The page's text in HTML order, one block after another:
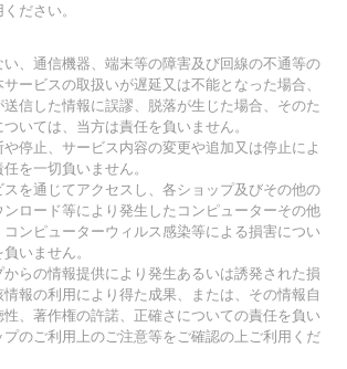
ださい。
い、通信機器、端末等の障害及び回線の不通等の
ービスの取扱いが遅延又は不能となった場合、
信した情報に誤謬、脱落が生じた場合、そのた
いては、当方は責任を負いません。
停止、サービス内容の変更や追加又は停止によ
を一切負いません。
スを通じてアクセスし、各ショップ及びその他の
ンロード等により発生したコンピューターその他
ンピューターウィルス感染等による損害につい
いません。
らの情報提供により発生あるいは誘発された損
報の利用により得た成果、または、その情報自
、著作権の許諾、正確さについての責任を負い
プのご利用上のご注意等をご確認の上ご利用くだ